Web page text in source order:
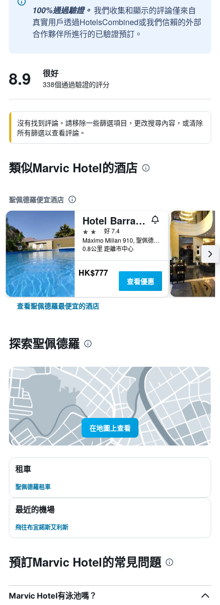
100%通過驗證。 我們收集和顯示的評論僅來自
真實用戶透過HotelsCombined或我們信賴的外部
合作夥伴所進行的已驗證預訂。
8.9 很好
338個通過驗證的評分
沒有找到評論。請移除一些篩選項目，更改搜尋內容，或清除
所有篩選以查看評論。
類似Marvic Hotel的酒店
聖佩德羅便宜酒店
Hotel Barrancas San Pedro
2星級
好 7.4
Máximo Millan 910, 聖佩德羅, 布宜諾斯艾利斯, 阿根廷
0.8公里 距離市中心
HK$777
查看優惠
查看聖佩德羅最便宜的酒店
探索聖佩德羅
在地圖上查看
租車
聖佩德羅租車
最近的機場
飛往布宜諾斯艾利斯
預訂Marvic Hotel的常見問題
Marvic Hotel有泳池嗎？